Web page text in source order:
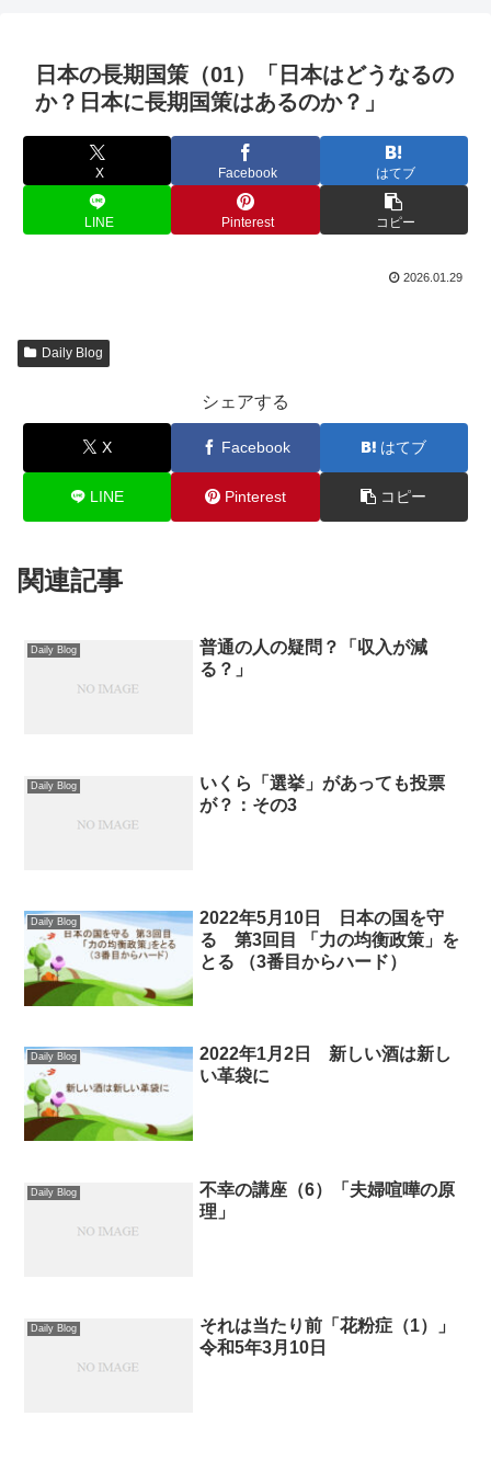
日本の長期国策（01）「日本はどうなるの
か？日本に長期国策はあるのか？」
X Facebook はてブ
LINE Pinterest コピー
2026.01.29
Daily Blog
シェアする
X Facebook はてブ
LINE Pinterest コピー
関連記事
Daily Blog
普通の人の疑問？「収入が減
る？」
Daily Blog
いくら「選挙」があっても投票
が？：その3
Daily Blog
2022年5月10日 日本の国を守
る 第3回目 「力の均衡政策」を
とる （3番目からハード）
Daily Blog
2022年1月2日 新しい酒は新し
い革袋に
Daily Blog
不幸の講座（6）「夫婦喧嘩の原
理」
Daily Blog
それは当たり前「花粉症（1）」
令和5年3月10日